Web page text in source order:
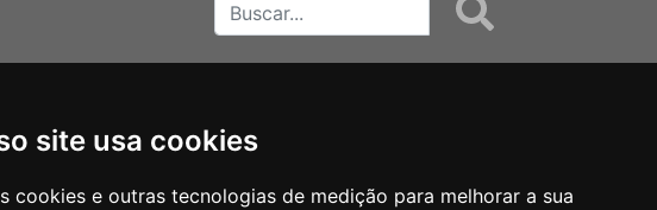
site usa cookies
cookies e outras tecnologias de medição para melhorar a sua